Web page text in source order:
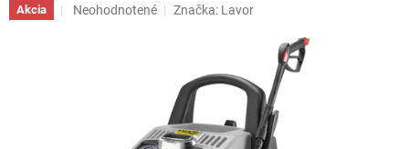
Akcia
Priemerné
Neohodnotené Značka: Lavor